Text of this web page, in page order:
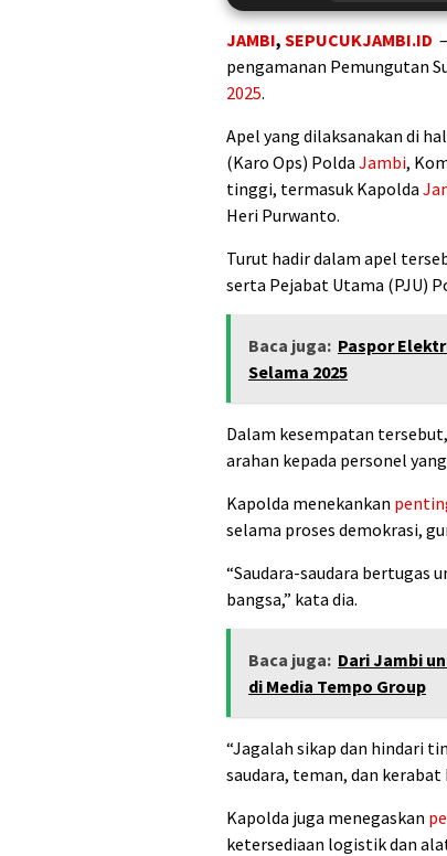
JAMBI, SEPUCUKJAMBI.ID
pengamanan Pemungutan
2025.
Apel yang dilaksanakan di
(Karo Ops) Polda Jambi,
tinggi, termasuk Kapolda
Heri Purwanto.
Turut hadir dalam apel
serta Pejabat Utama (PJU)
Baca juga: Paspor
Selama 2025
Dalam kesempatan
arahan kepada personel
Kapolda menekankan
selama proses demokrasi,
“Saudara-saudara bertugas
bangsa,” kata dia.
Baca juga: Dari Jambi
di Media Tempo Group
“Jagalah sikap dan hindari
saudara, teman, dan kerabat
Kapolda juga menegaskan
ketersediaan logistik dan